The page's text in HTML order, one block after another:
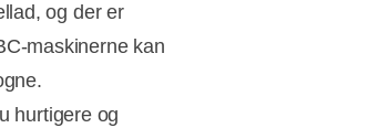
og der er
maskinerne kan
hurtigere og